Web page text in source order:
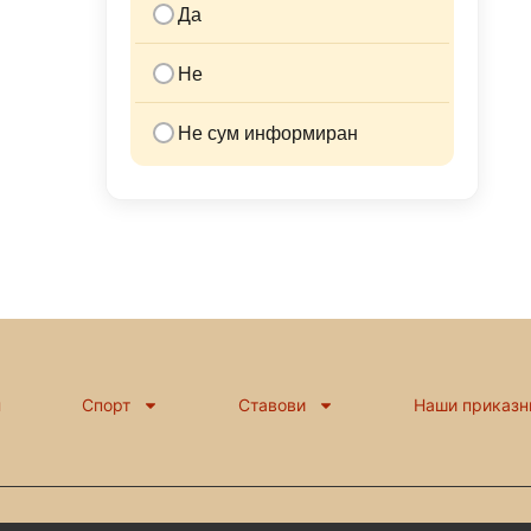
Да
Не
Не сум информиран
Спорт Ставови Наши